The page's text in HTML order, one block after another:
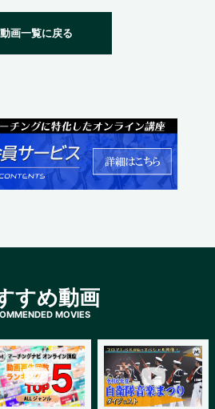
動画一覧に戻る
すめ動画